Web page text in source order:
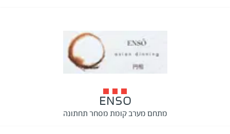
ENSO
מתחם מערב קומת מסחר תחתונה